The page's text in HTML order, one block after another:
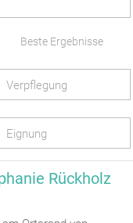
Beste Ergebnisse
Verpflegung
Eignung
Rückholz